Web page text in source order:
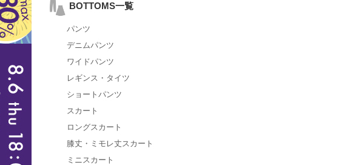
BOTTOMS一覧
パンツ
デニムパンツ
ワイドパンツ
レギンス・タイツ
ショートパンツ
スカート
ロングスカート
膝丈・ミモレ丈スカート
ミニスカート